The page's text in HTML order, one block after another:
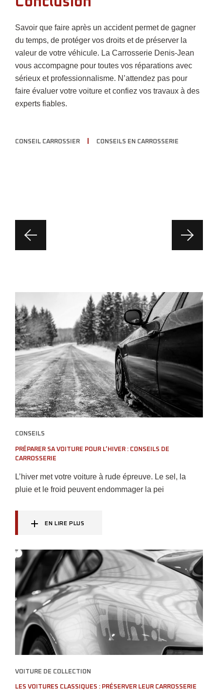
Savoir que faire après un accident permet de gagner
du temps, de protéger vos droits et de préserver la
valeur de votre véhicule. La Carrosserie Denis-Jean
vous accompagne pour toutes vos réparations avec
sérieux et professionnalisme. N’attendez pas pour
faire évaluer votre voiture et confiez vos travaux à des
experts fiables.
CONSEIL CARROSSIER CONSEILS EN CARROSSERIE
CONSEILS
PRÉPARER SA VOITURE POUR L’HIVER : CONSEILS DE
CARROSSERIE
L’hiver met votre voiture à rude épreuve. Le sel, la
pluie et le froid peuvent endommager la pei
EN LIRE PLUS
VOITURE DE COLLECTION
LES VOITURES CLASSIQUES : PRÉSERVER LEUR CARROSSERIE